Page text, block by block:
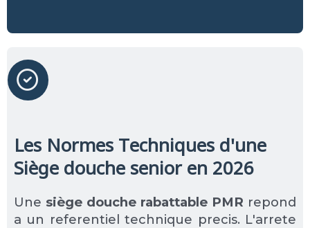
Les Normes Techniques d'une
Siège douche senior en 2026
Une siège douche rabattable PMR repond
a un referentiel technique precis. L'arrete